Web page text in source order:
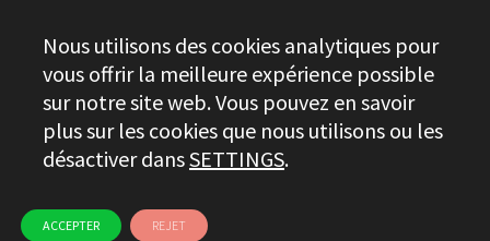
CONTACT
Stayer.es © 2026
CHAÎNE ÉTHIQUE
UTILISATION DES COOKIES
Nous utilisons des cookies analytiques pour
vous offrir la meilleure expérience possible
sur notre site web. Vous pouvez en savoir
plus sur les cookies que nous utilisons ou les
désactiver dansSETTINGS.
ACCEPTER REJET